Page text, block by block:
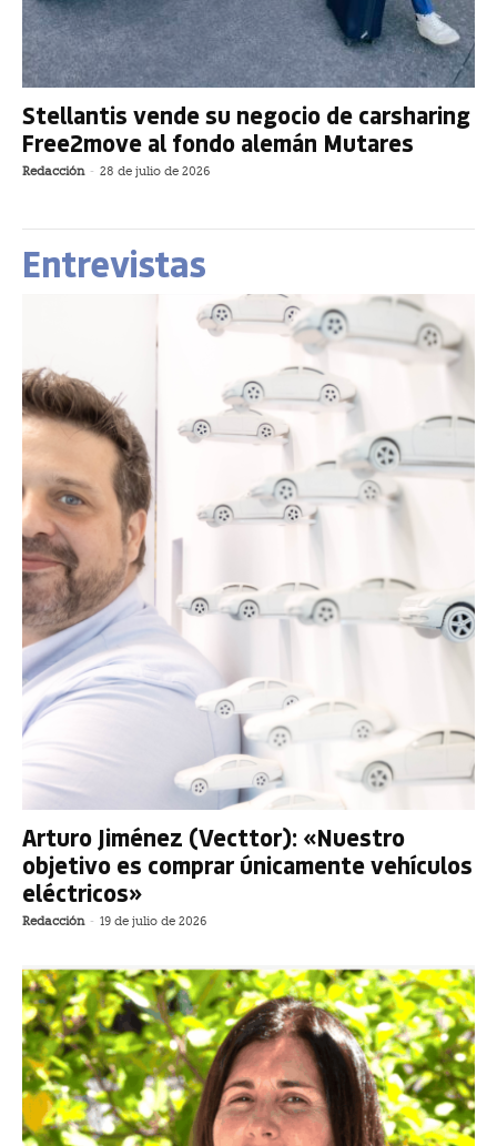
Stellantis vende su negocio de carsharing
Free2move al fondo alemán Mutares
Redacción - 28 de julio de 2026
Entrevistas
Arturo Jiménez (Vecttor): «Nuestro
objetivo es comprar únicamente vehículos
eléctricos»
Redacción - 19 de julio de 2026